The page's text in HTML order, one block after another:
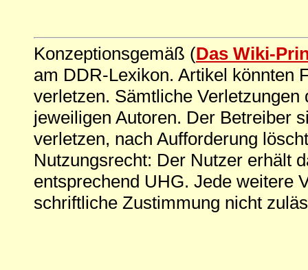
Konzeptionsgemäß (Das Wiki-
am DDR-Lexikon. Artikel könnten
verletzen. Sämtliche
jeweiligen Autoren. Der Betreiber
verletzen, nach Aufforderung
Nutzungsrecht: Der Nutzer erhält
entsprechend UHG. Jede weitere
schriftliche Zustimmung nicht